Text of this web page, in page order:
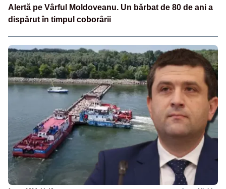
Alertă pe Vârful Moldoveanu. Un bărbat de 80 de ani a
dispărut în timpul coborârii